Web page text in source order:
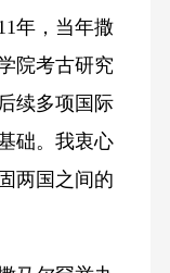
年，当年撒
院考古研究
续多项国际
础。我衷心
两国之间的